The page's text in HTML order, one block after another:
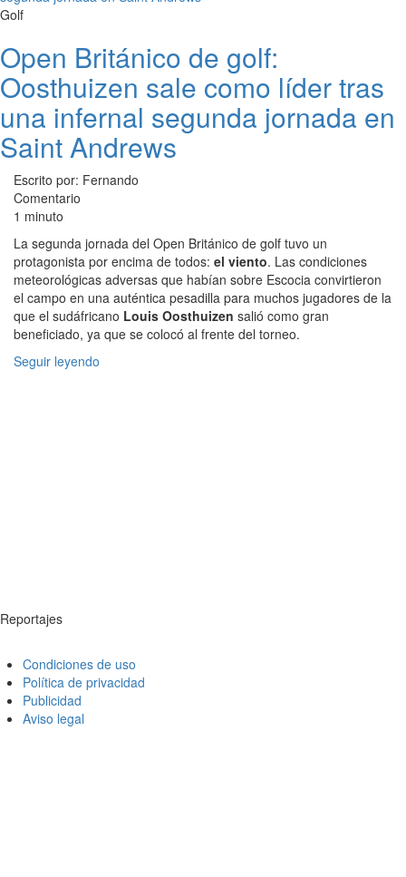
Golf
Open Británico de golf:
Oosthuizen sale como líder tras
una infernal segunda jornada en
Saint Andrews
Escrito por: Fernando
Comentario
1 minuto
La segunda jornada del Open Británico de golf tuvo un
protagonista por encima de todos: el viento. Las condiciones
meteorológicas adversas que habían sobre Escocia convirtieron
el campo en una auténtica pesadilla para muchos jugadores de la
que el sudáfricano Louis Oosthuizen salió como gran
beneficiado, ya que se colocó al frente del torneo.
Seguir leyendo
Reportajes
Condiciones de uso
Política de privacidad
Publicidad
Aviso legal